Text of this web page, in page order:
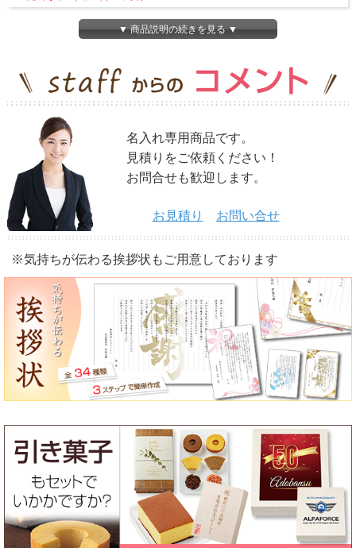
※こちらの商品は見積対応となります。お手数をかけますが、下記“
見積りフォーム
”から、ご希望の数量（10個以上）と容量
▼ 商品説明の続きを見る ▼
名入れ専用商品です。
見積りをご依頼ください！
お問合せも歓迎します。
お見積り お問い合せ
※気持ちが伝わる挨拶状もご用意しております